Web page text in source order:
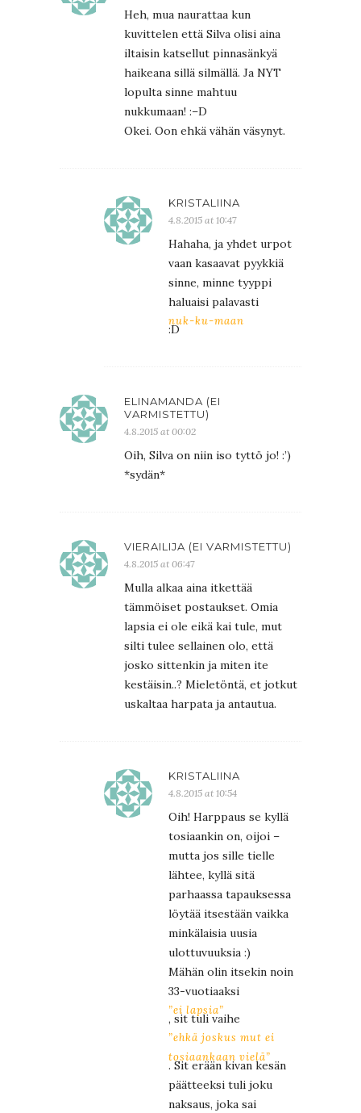
Heh, mua naurattaa kun
kuvittelen että Silva olisi aina
iltaisin katsellut pinnasänkyä
haikeana sillä silmällä. Ja NYT
lopulta sinne mahtuu
nukkumaan! :–D
Okei. Oon ehkä vähän väsynyt.
KRISTALIINA
4.8.2015 at 10:47
Hahaha, ja yhdet urpot
vaan kasaavat pyykkiä
sinne, minne tyyppi
haluaisi palavasti
nuk-ku-maan
:D
ELINAMANDA (EI
VARMISTETTU)
4.8.2015 at 00:02
Oih, Silva on niin iso tyttö jo! :’)
*sydän*
VIERAILIJA (EI VARMISTETTU)
4.8.2015 at 06:47
Mulla alkaa aina itkettää
tämmöiset postaukset. Omia
lapsia ei ole eikä kai tule, mut
silti tulee sellainen olo, että
josko sittenkin ja miten ite
kestäisin..? Mieletöntä, et jotkut
uskaltaa harpata ja antautua.
KRISTALIINA
4.8.2015 at 10:54
Oih! Harppaus se kyllä
tosiaankin on, oijoi –
mutta jos sille tielle
lähtee, kyllä sitä
parhaassa tapauksessa
löytää itsestään vaikka
minkälaisia uusia
ulottuvuuksia :)
Mähän olin itsekin noin
33-vuotiaaksi
”ei lapsia”
, sit tuli vaihe
”ehkä joskus mut ei
tosiaankaan vielä”
. Sit erään kivan kesän
päätteeksi tuli joku
naksaus, joka sai